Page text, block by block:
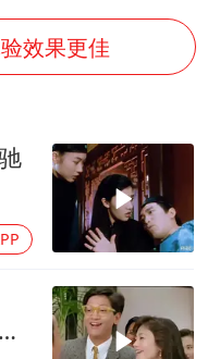
项对美反制措施
外交部回应日本将中国列为最大挑战
续带火“中国购”
兰州拉面要改名了
张家界中心汽车站候车厅漏水如瀑布
效果更佳